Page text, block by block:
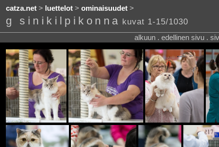
catza.net> luettelot> ominaisuudet>
g sinikilpikonna kuvat 1-15/1030
alkuun . edellinen sivu .